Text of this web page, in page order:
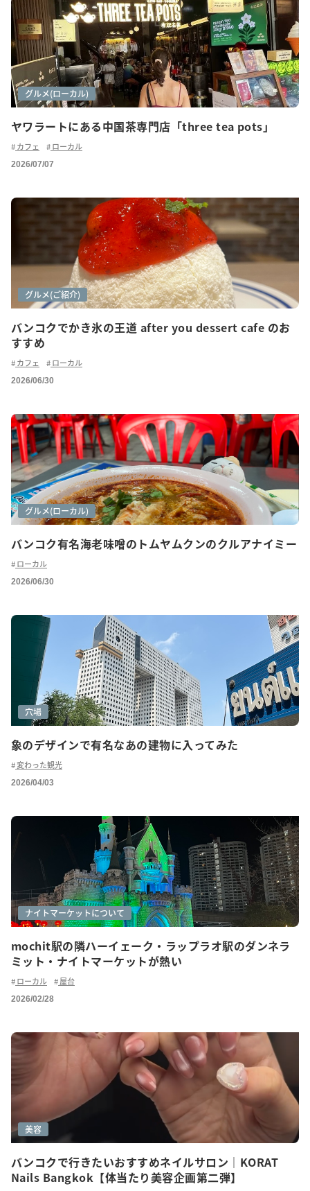
ヤワラートにある中国茶専門店「three tea pots」
カフェ巡り
グルメ(ご紹介)
グルメ(ローカル)
カフェ ローカル
2026/07/07
バンコクでかき氷の王道 after you dessert cafe のお
すすめ
カフェ巡り
グルメ
グルメ(ご紹介)
カフェ ローカル
2026/06/30
バンコク有名海老味噌のトムヤムクンのクルアナイミー
グルメ
グルメ(ご紹介)
グルメ(ローカル)
ローカル
2026/06/30
象のデザインで有名なあの建物に入ってみた
穴場
変わった観光
2026/04/03
mochit駅の隣ハーイェーク・ラップラオ駅のダンネラ
ミット・ナイトマーケットが熱い
グルメ(ローカル)
ショッピング
ナイトマーケットについて
ローカル 屋台
2026/02/28
バンコクで行きたいおすすめネイルサロン｜KORAT
Nails Bangkok【体当たり美容企画第二弾】
美容